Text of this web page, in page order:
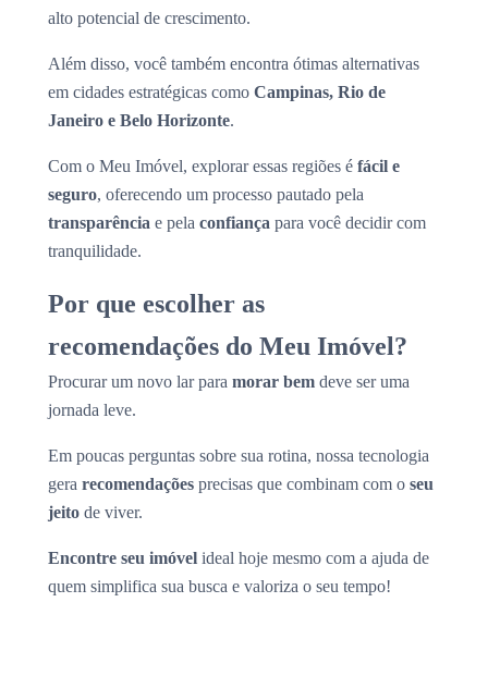
alto potencial de crescimento.
Além disso, você também encontra ótimas alternativas
em cidades estratégicas como Campinas, Rio de
Janeiro e Belo Horizonte.
Com o Meu Imóvel, explorar essas regiões é fácil e
seguro, oferecendo um processo pautado pela
transparência e pela confiança para você decidir com
tranquilidade.
Por que escolher as
recomendações do Meu Imóvel?
Procurar um novo lar para morar bem deve ser uma
jornada leve.
Em poucas perguntas sobre sua rotina, nossa tecnologia
gera recomendações precisas que combinam com o seu
jeito de viver.
Encontre seu imóvel ideal hoje mesmo com a ajuda de
quem simplifica sua busca e valoriza o seu tempo!